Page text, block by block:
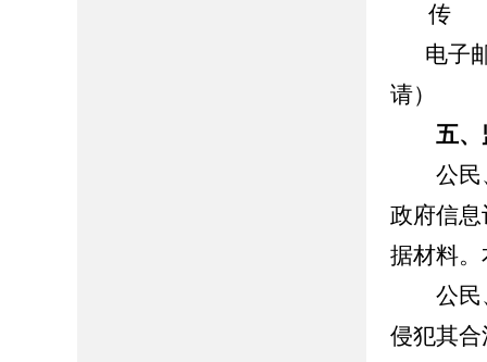
传 真
电子
请）
五、
公民、
政府信
据材料
公民、
侵犯其